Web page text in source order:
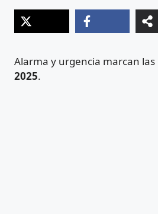
Alarma y urgencia marcan las
2025.